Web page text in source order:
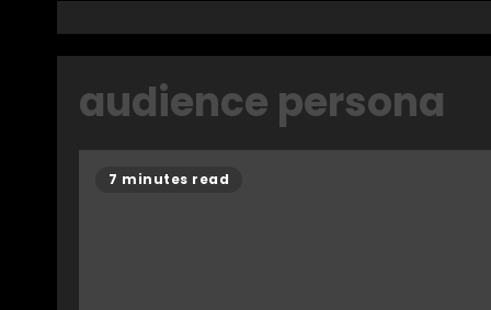
audience persona
7 minutes read